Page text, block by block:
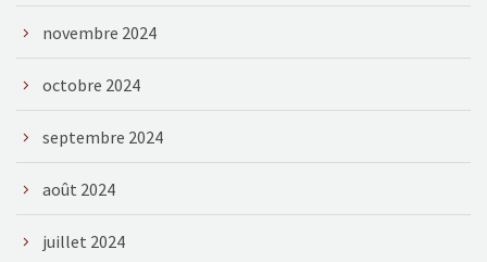
novembre 2024
octobre 2024
septembre 2024
août 2024
juillet 2024